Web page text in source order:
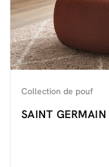
Collection de pouf
SAINT GERMAIN